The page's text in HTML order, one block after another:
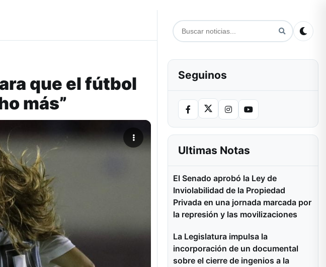
que el fútbol
más”
Seguinos
Ultimas Notas
El Senado aprobó la Ley de
Inviolabilidad de la Propiedad
Privada en una jornada marcada por
la represión y las movilizaciones
La Legislatura impulsa la
incorporación de un documental
sobre el cierre de ingenios a la